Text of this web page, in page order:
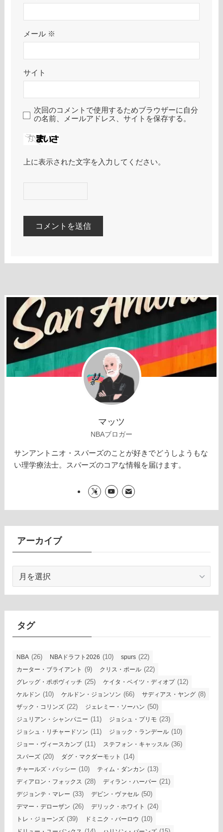
メール ※
サイト
次回のコメントで使用するためブラウザーに自分
の名前、メールアドレス、サイトを保存する。
上に表示された文字を入力してください。
マッツ
NBAブロガー
サンアントニオ・スパーズのことが好きでどうしようもな
い理学療法士。スパーズのコアな情報を届けます。
アーカイブ
カ
イ
タグ
NBA (26) NBAドラフト2026 (10) spurs (22)
カーター・ブライアント (9) クリス・ポール (22)
グレッグ・ポポヴィッチ (25) ケイタ・ベイツ・ディオプ(12)
ケルドン (10) ケルドン・ジョンソン (66) サディアス・ヤング (8)
ザック・コリンズ (22) ジェレミー・ソーハン (50)
ジュリアン・シャンパニー (11) ジョシュ・プリモ (23)
ジョシュ・リチャードソン (11) ジョック・ランデール (10)
ジョー・ヴィースカンプ(11) ステフォン・キャッスル (36)
スパーズ (20) ダグ・マクダーモット (14)
チャールズ・バッシー (10) ティム・ダンカン (13)
ディアロン・フォックス (28) ディラン・ハーパー (21)
デジョンテ・マレー (33) デビン・ヴァセル (50)
デマー・デローザン (26) デリック・ホワイト (24)
トレ・ジョーンズ (39) ドミニク・バーロウ (10)